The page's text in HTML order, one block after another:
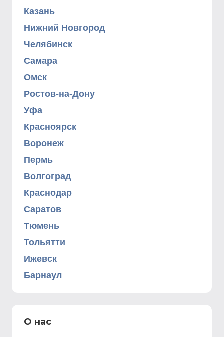
Казань
Нижний Новгород
Челябинск
Самара
Омск
Ростов-на-Дону
Уфа
Красноярск
Воронеж
Пермь
Волгоград
Краснодар
Саратов
Тюмень
Тольятти
Ижевск
Барнаул
О нас